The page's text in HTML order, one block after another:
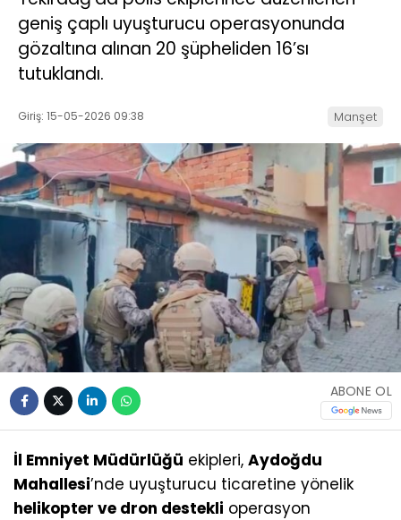
geniş çaplı uyuşturucu operasyonunda
gözaltına alınan 20 şüpheliden 16’sı
tutuklandı.
Giriş: 15-05-2026 09:38 Manşet
ABONE OL
İl Emniyet Müdürlüğü ekipleri, Aydoğdu
Mahallesi’nde uyuşturucu ticaretine yönelik
helikopter ve dron destekli operasyon